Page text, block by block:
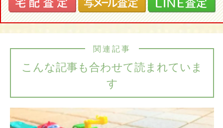
こんな記事も合わせて読まれていま
す
関連記事